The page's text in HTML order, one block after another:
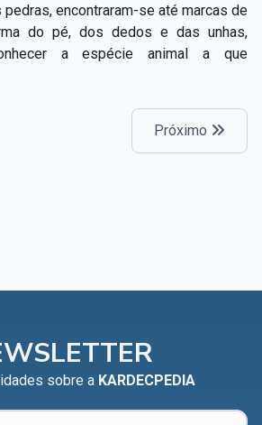
encontraram­-se até marcas de
do pé, dos dedos e das unhas,
a espécie animal a que
Próximo
sobre a KARDECPEDIA